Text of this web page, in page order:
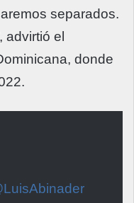
separados.
advirtió el
donde